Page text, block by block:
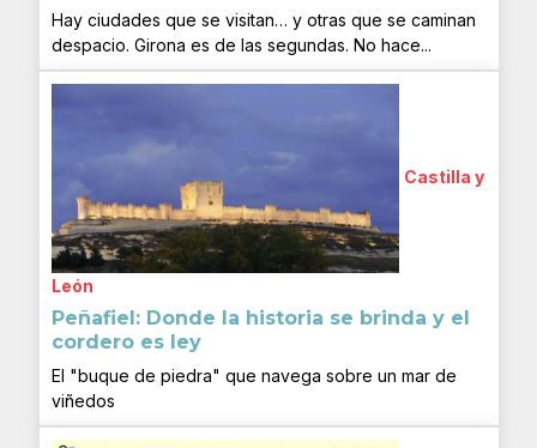
Hay ciudades que se visitan… y otras que se caminan
despacio. Girona es de las segundas. No hace...
Castilla y
León
Peñafiel: Donde la historia se brinda y el
cordero es ley
El "buque de piedra" que navega sobre un mar de
viñedos